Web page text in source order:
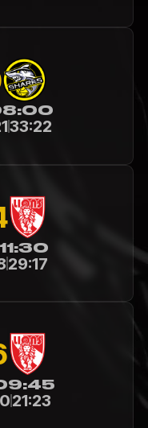
33:22
11:30
29:17
21:23